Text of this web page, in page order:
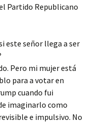
Partido Republicano
este señor llega a ser
Pero mi mujer está
para a votar en
cuando fui
imaginarlo como
e impulsivo. No